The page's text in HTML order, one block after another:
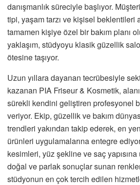
danışmanlık süreciyle başlıyor.
tipi, yaşam tarzı ve kişisel beklentileri
tamamen kişiye özel bir bakım planı
yaklaşım, stüdyoyu klasik güzellik
ötesine taşıyor.
Uzun yıllara dayanan tecrübesiyle
kazanan PIA Friseur & Kosmetik,
sürekli kendini geliştiren profesyonel
veriyor. Ekip, güzellik ve bakım
trendleri yakından takip ederek, en
ürünleri uygulamalarına entegre
kesimleri, yüz şekline ve saç
doğal ve parlak sonuçlar sunan
stüdyonun en çok tercih edilen